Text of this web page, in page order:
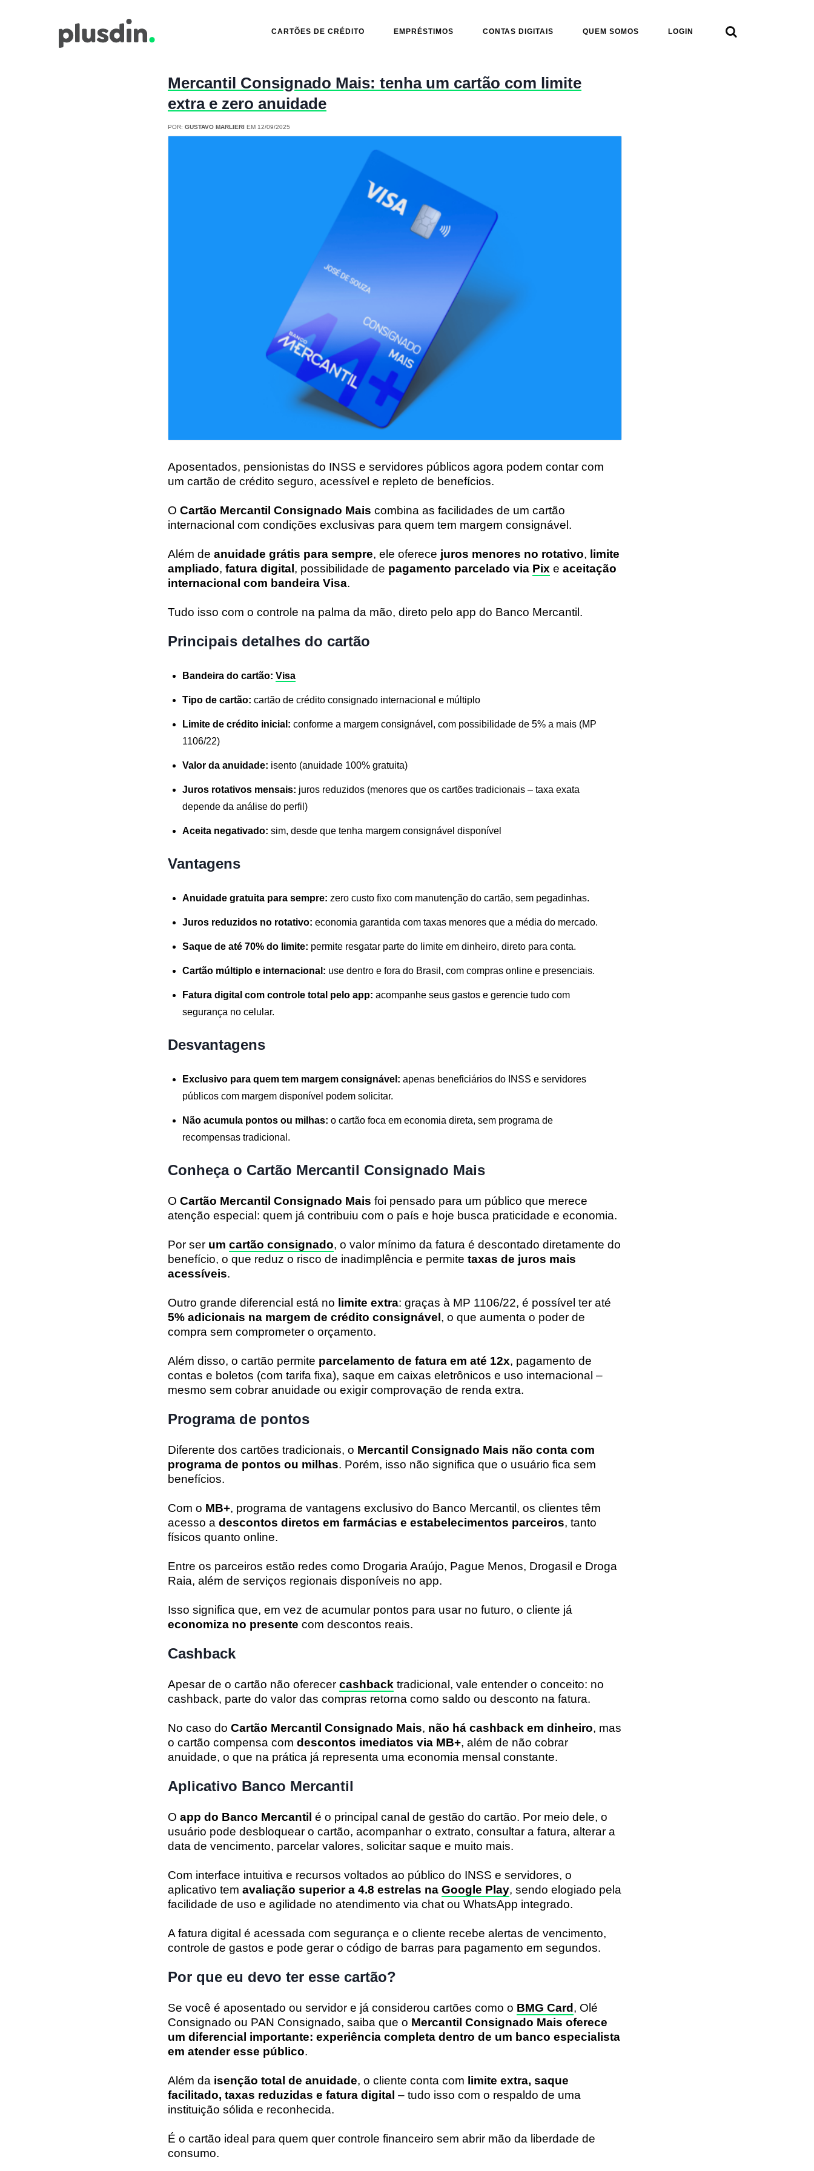
CARTÕES DE CRÉDITO EMPRÉSTIMOS CONTAS DIGITAIS QUEM SOMOS LOGIN 
Mercantil Consignado Mais: tenha um cartão com limite
extra e zero anuidade
POR: GUSTAVO MARLIERI EM 12/09/2025
Aposentados, pensionistas do INSS e servidores públicos agora podem contar com
um cartão de crédito seguro, acessível e repleto de benefícios.
O Cartão Mercantil Consignado Mais combina as facilidades de um cartão
internacional com condições exclusivas para quem tem margem consignável.
Além de anuidade grátis para sempre, ele oferece juros menores no rotativo, limite
ampliado, fatura digital, possibilidade de pagamento parcelado via Pix e aceitação
internacional com bandeira Visa.
Tudo isso com o controle na palma da mão, direto pelo app do Banco Mercantil.
Principais detalhes do cartão
Bandeira do cartão: Visa
Tipo de cartão: cartão de crédito consignado internacional e múltiplo
Limite de crédito inicial: conforme a margem consignável, com possibilidade de 5% a mais (MP
1106/22)
Valor da anuidade: isento (anuidade 100% gratuita)
Juros rotativos mensais: juros reduzidos (menores que os cartões tradicionais – taxa exata
depende da análise do perfil)
Aceita negativado: sim, desde que tenha margem consignável disponível
Vantagens
Anuidade gratuita para sempre: zero custo fixo com manutenção do cartão, sem pegadinhas.
Juros reduzidos no rotativo: economia garantida com taxas menores que a média do mercado.
Saque de até 70% do limite: permite resgatar parte do limite em dinheiro, direto para conta.
Cartão múltiplo e internacional: use dentro e fora do Brasil, com compras online e presenciais.
Fatura digital com controle total pelo app: acompanhe seus gastos e gerencie tudo com
segurança no celular.
Desvantagens
Exclusivo para quem tem margem consignável: apenas beneficiários do INSS e servidores
públicos com margem disponível podem solicitar.
Não acumula pontos ou milhas: o cartão foca em economia direta, sem programa de
recompensas tradicional.
Conheça o Cartão Mercantil Consignado Mais
O Cartão Mercantil Consignado Mais foi pensado para um público que merece
atenção especial: quem já contribuiu com o país e hoje busca praticidade e economia.
Por ser um cartão consignado, o valor mínimo da fatura é descontado diretamente do
benefício, o que reduz o risco de inadimplência e permite taxas de juros mais
acessíveis.
Outro grande diferencial está no limite extra: graças à MP 1106/22, é possível ter até
5% adicionais na margem de crédito consignável, o que aumenta o poder de
compra sem comprometer o orçamento.
Além disso, o cartão permite parcelamento de fatura em até 12x, pagamento de
contas e boletos (com tarifa fixa), saque em caixas eletrônicos e uso internacional –
mesmo sem cobrar anuidade ou exigir comprovação de renda extra.
Programa de pontos
Diferente dos cartões tradicionais, o Mercantil Consignado Mais não conta com
programa de pontos ou milhas. Porém, isso não significa que o usuário fica sem
benefícios.
Com o MB+, programa de vantagens exclusivo do Banco Mercantil, os clientes têm
acesso a descontos diretos em farmácias e estabelecimentos parceiros, tanto
físicos quanto online.
Entre os parceiros estão redes como Drogaria Araújo, Pague Menos, Drogasil e Droga
Raia, além de serviços regionais disponíveis no app.
Isso significa que, em vez de acumular pontos para usar no futuro, o cliente já
economiza no presente com descontos reais.
Cashback
Apesar de o cartão não oferecer cashback tradicional, vale entender o conceito: no
cashback, parte do valor das compras retorna como saldo ou desconto na fatura.
No caso do Cartão Mercantil Consignado Mais, não há cashback em dinheiro, mas
o cartão compensa com descontos imediatos via MB+, além de não cobrar
anuidade, o que na prática já representa uma economia mensal constante.
Aplicativo Banco Mercantil
O app do Banco Mercantil é o principal canal de gestão do cartão. Por meio dele, o
usuário pode desbloquear o cartão, acompanhar o extrato, consultar a fatura, alterar a
data de vencimento, parcelar valores, solicitar saque e muito mais.
Com interface intuitiva e recursos voltados ao público do INSS e servidores, o
aplicativo tem avaliação superior a 4.8 estrelas na Google Play, sendo elogiado pela
facilidade de uso e agilidade no atendimento via chat ou WhatsApp integrado.
A fatura digital é acessada com segurança e o cliente recebe alertas de vencimento,
controle de gastos e pode gerar o código de barras para pagamento em segundos.
Por que eu devo ter esse cartão?
Se você é aposentado ou servidor e já considerou cartões como o BMG Card, Olé
Consignado ou PAN Consignado, saiba que o Mercantil Consignado Mais oferece
um diferencial importante: experiência completa dentro de um banco especialista
em atender esse público.
Além da isenção total de anuidade, o cliente conta com limite extra, saque
facilitado, taxas reduzidas e fatura digital – tudo isso com o respaldo de uma
instituição sólida e reconhecida.
É o cartão ideal para quem quer controle financeiro sem abrir mão da liberdade de
consumo.